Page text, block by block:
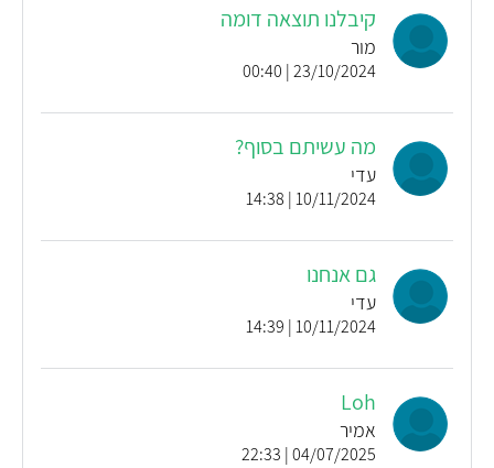
קיבלנו תוצאה דומה
מור
23/10/2024 | 00:40
מה עשיתם בסוף?
עדי
10/11/2024 | 14:38
גם אנחנו
עדי
10/11/2024 | 14:39
Loh
אמיר
04/07/2025 | 22:33